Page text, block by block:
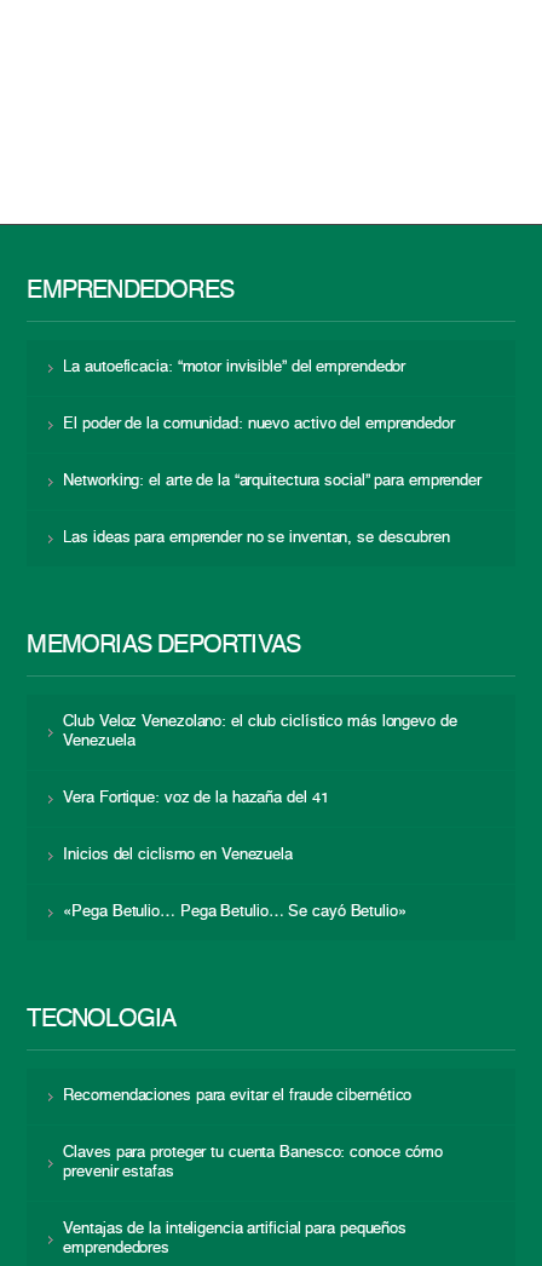
EMPRENDEDORES
La autoeficacia: “motor invisible” del emprendedor
El poder de la comunidad: nuevo activo del emprendedor
Networking: el arte de la “arquitectura social” para emprender
Las ideas para emprender no se inventan, se descubren
MEMORIAS DEPORTIVAS
Club Veloz Venezolano: el club ciclístico más longevo de
Venezuela
Vera Fortique: voz de la hazaña del 41
Inicios del ciclismo en Venezuela
«Pega Betulio… Pega Betulio… Se cayó Betulio»
TECNOLOGÍA
Recomendaciones para evitar el fraude cibernético
Claves para proteger tu cuenta Banesco: conoce cómo
prevenir estafas
Ventajas de la inteligencia artificial para pequeños
emprendedores